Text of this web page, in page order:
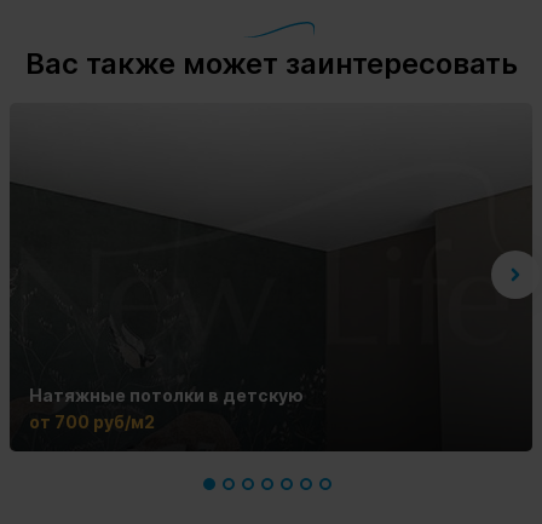
Вас также может заинтересовать
Натяжные потолки в детскую
от 700 руб/м2